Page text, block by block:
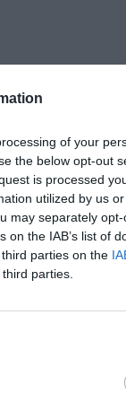
of your
the below opt-out
is processed
utilized by us
may separately
the IAB’s list of
parties on the
parties.
Δες